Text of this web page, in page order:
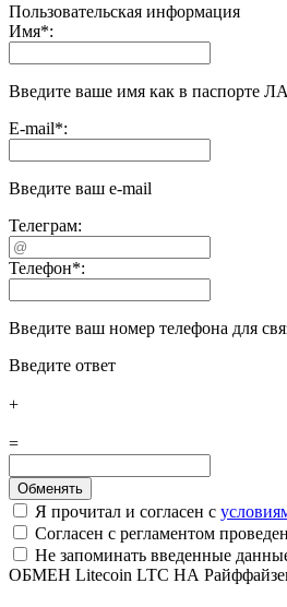
Пользовательская информация
Имя*:
Введите ваше имя как в
E-mail*:
Введите ваш e-mail
Телеграм:
Телефон*:
Введите ваш номер телефона для
Введите ответ
+
=
Я прочитал и согласен с
Согласен с регламентом
Не запоминать введенные
ОБМЕН Litecoin LTC НА